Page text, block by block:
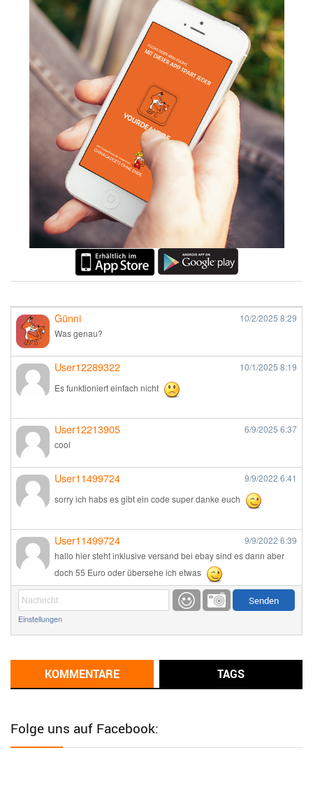
Günni 10/2/2025 8:29
Was genau?
User12289322 10/1/2025 8:19
Es funktioniert einfach nicht
User12213905 6/9/2025 6:37
cool
User11499724 9/9/2022 6:41
sorry ich habs es gibt ein code super danke euch
User11499724 9/9/2022 6:39
hallo hier steht inklusive versand bei ebay sind es dann aber
doch 55 Euro oder übersehe ich etwas
Günni 9/1/20226:17
Günni
User11493041 8/31/20227:10
Einstellungen
KOMMENTARE TAGS
Folge uns auf Facebook: